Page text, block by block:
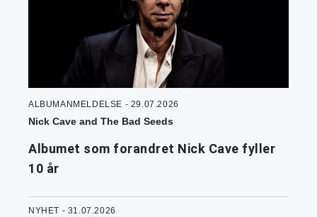
ALBUMANMELDELSE - 29.07.2026
Nick Cave and The Bad Seeds
Albumet som forandret Nick Cave fyller
10 år
NYHET - 31.07.2026